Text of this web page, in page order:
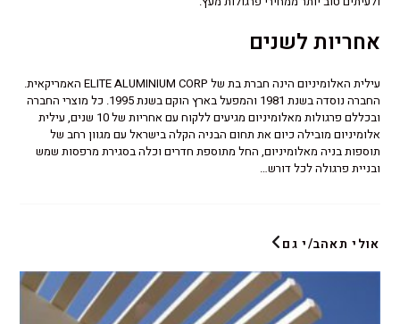
אחריות לשנים
עילית האלומיניום הינה חברת בת של ELITE ALUMINIUM CORP האמריקאית.
החברה נוסדה בשנת 1981 והמפעל בארץ הוקם בשנת 1995. כל מוצרי החברה
ובכללם פרגולות מאלומיניום מגיעים ללקוח עם אחריות של 10 שנים, עילית
אלומיניום מובילה כיום את תחום הבניה הקלה בישראל עם מגוון רחב של
תוספות בניה מאלומיניום, החל מתוספת חדרים וכלה בסגירת מרפסות שמש
ובניית פרגולה לכל דורש…
אולי תאהב/י גם